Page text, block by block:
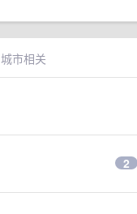
城市相关
2